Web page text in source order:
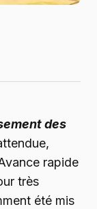
des
rapide
très
été mis